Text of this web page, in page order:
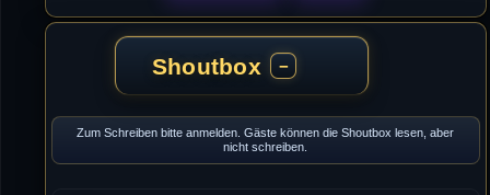
Shoutbox −
Zum Schreiben bitte anmelden. Gäste können die Shoutbox lesen, aber
nicht schreiben.